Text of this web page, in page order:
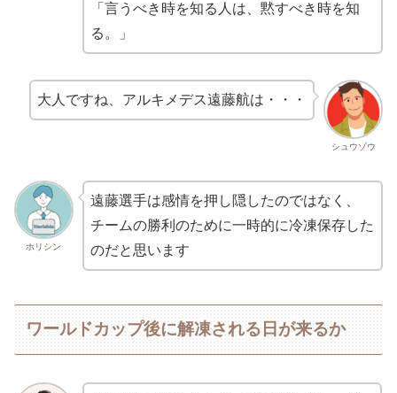
「言うべき時を知る人は、黙すべき時を知
る。」
シュウゾウ
大人ですね、アルキメデス遠藤航は・・・
ホリシン
遠藤選手は感情を押し隠したのではなく、
チームの勝利のために一時的に冷凍保存した
のだと思います
ワールドカップ後に解凍される日が来るか